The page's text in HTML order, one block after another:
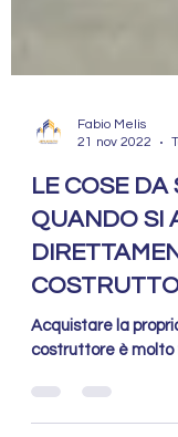
21 nov 2022
LE COSE DA
QUANDO SI
costruttore è molto